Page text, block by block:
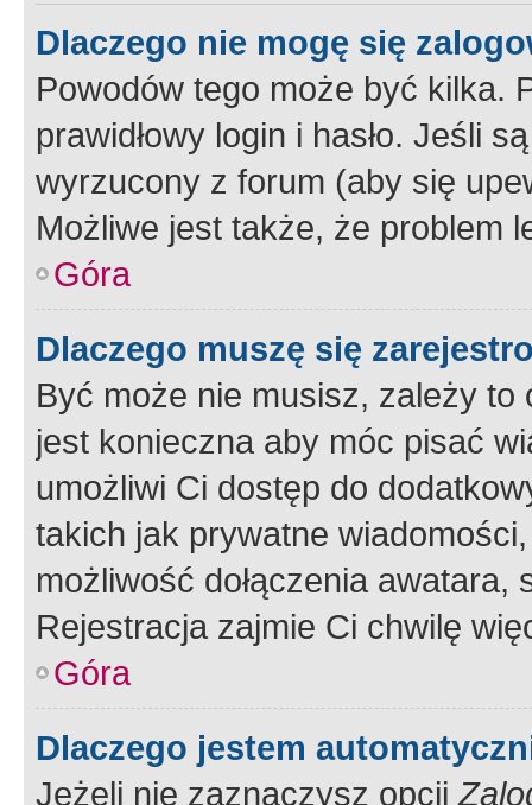
Dlaczego nie mogę się
Powodów tego może być kilka.
prawidłowy login i hasło. Jeśli
wyrzucony z forum (aby się
Możliwe jest także, że problem
Góra
Dlaczego muszę się
Być może nie musisz, zależy
jest konieczna aby móc pisać
umożliwi Ci dostęp do
takich jak prywatne
możliwość dołączenia
Rejestracja zajmie Ci chwilę
Góra
Dlaczego jestem
Jeżeli nie zaznaczysz opcji